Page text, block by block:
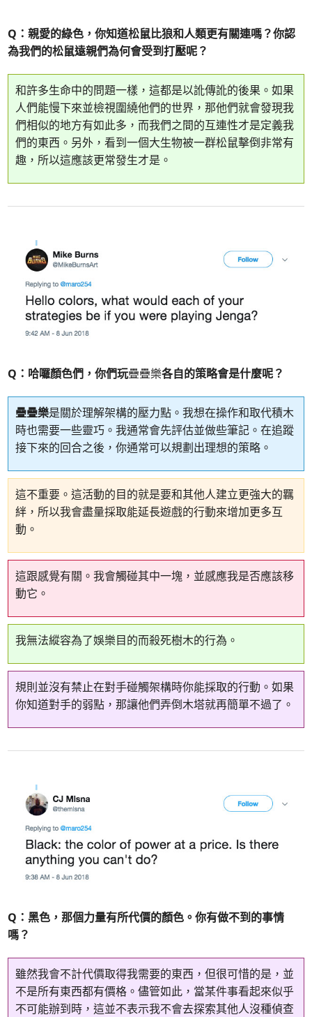
Q：親愛的綠色，你知道松鼠比狼和人類更有關連嗎？你認
為我們的松鼠遠親們為何會受到打壓呢？
和許多生命中的問題一樣，這都是以訛傳訛的後果。如果
人們能慢下來並檢視圍繞他們的世界，那他們就會發現我
們相似的地方有如此多，而我們之間的互連性才是定義我
們的東西。另外，看到一個大生物被一群松鼠擊倒非常有
趣，所以這應該更常發生才是。
Q：哈囉顏色們，你們玩疊疊樂各自的策略會是什麼呢？
疊疊樂是關於理解架構的壓力點。我想在操作和取代積木
時也需要一些靈巧。我通常會先評估並做些筆記。在追蹤
接下來的回合之後，你通常可以規劃出理想的策略。
這不重要。這活動的目的就是要和其他人建立更強大的羈
絆，所以我會盡量採取能延長遊戲的行動來增加更多互
動。
這跟感覺有關。我會觸碰其中一塊，並感應我是否應該移
動它。
我無法縱容為了娛樂目的而殺死樹木的行為。
規則並沒有禁止在對手碰觸架構時你能採取的行動。如果
你知道對手的弱點，那讓他們弄倒木塔就再簡單不過了。
Q：黑色，那個力量有所代價的顏色。你有做不到的事情
嗎？
雖然我會不計代價取得我需要的東西，但很可惜的是，並
不是所有東西都有價格。儘管如此，當某件事看起來似乎
不可能辦到時，這並不表示我不會去探索其他人沒種偵查